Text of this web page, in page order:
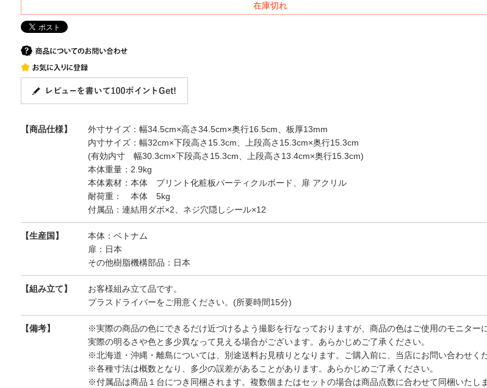
在庫切れ
【商品仕様】
外寸サイズ：幅34.5cm×高さ34.5cm×奥行16.5cm、板厚13mm
内寸サイズ：幅32cm×下段高さ15.3cm、上段高さ15.3cm×奥行15.3cm
(有効内寸 幅30.3cm×下段高さ15.3cm、上段高さ13.4cm×奥行15.3cm)
本体重量：2.9kg
本体素材：本体 プリント化粧板パーティクルボード、扉 アクリル
耐荷重： 本体 5kg
付属品：連結用ダボ×2、ネジ穴隠しシール×12
【生産国】
本体：ベトナム
扉：日本
その他樹脂機構部品：日本
【組み立て】
お客様組み立て品です。
プラスドライバーをご用意ください。(所要時間15分)
【備考】
※実際の商品の色にできるだけ近づけるよう撮影を行なっておりますが、商品の色はご使用のモニター
実際の明るさや色と多少異なって見える場合がございます。あらかじめご了承ください。
※北海道・沖縄・離島については、別途送料お見積りとなります。ご購入前に、当店にお問い合わせく
※各種寸法は概数となり、多少の誤差があることがあります。あらかじめご了承ください。
※付属品は商品１台につき同梱されます。複数個またはセットの場合は商品点数に合わせて同梱いたし